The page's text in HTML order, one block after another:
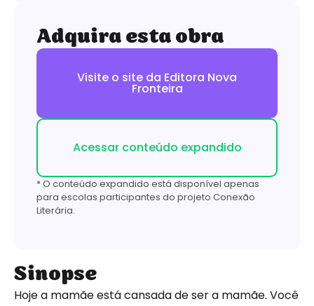
Adquira esta obra
Visite o site da Editora Nova
Fronteira
Acessar conteúdo expandido
* O conteúdo expandido está disponível apenas
para escolas participantes do projeto Conexão
Literária.
Sinopse
Hoje a mamãe está cansada de ser a mamãe. Você